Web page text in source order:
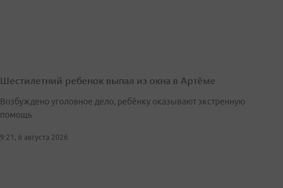
Шестилетний ребенок выпал из окна в Артёме
Возбуждено уголовное дело, ребёнку оказывают экстренную
помощь
9:21, 6 августа 2026